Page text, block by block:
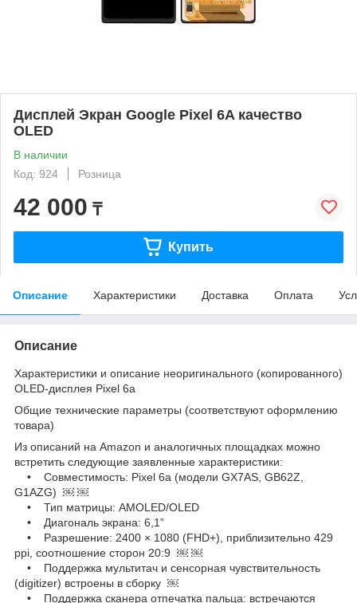
Дисплей Экран Google Pixel 6A качество
OLED
В наличии
Код: 924
Розница
42 000 ₸
Купить
Описание Характеристики Доставка Оплата
Описание
Характеристики и описание неоригинального (копированного)
OLED-дисплея Pixel 6a
Общие технические параметры (соответствуют оформлению
товара)
Из описаний на Amazon и аналогичных площадках можно
встретить следующие заявленные характеристики:
• Совместимость: Pixel 6a (модели GX7AS, GB62Z,
G1AZG) ￼ ￼
• Тип матрицы: AMOLED/OLED
• Диагональ экрана: 6,1”
• Разрешение: 2400 × 1080 (FHD+), приблизительно 429
ppi, соотношение сторон 20:9 ￼ ￼
• Поддержка мультитач и сенсорная чувствительность
(digitizer) встроены в сборку ￼
• Поддержка сканера отпечатка пальца: встречаются